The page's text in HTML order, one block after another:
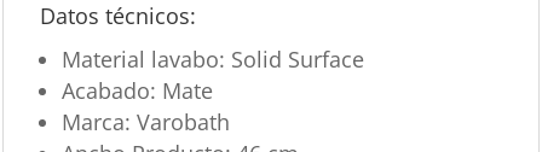
Datos técnicos:
Material lavabo: Solid Surface
Acabado: Mate
Marca: Varobath